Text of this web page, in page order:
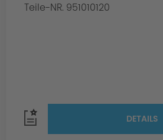
Teile-NR. 951010120
DETAILS